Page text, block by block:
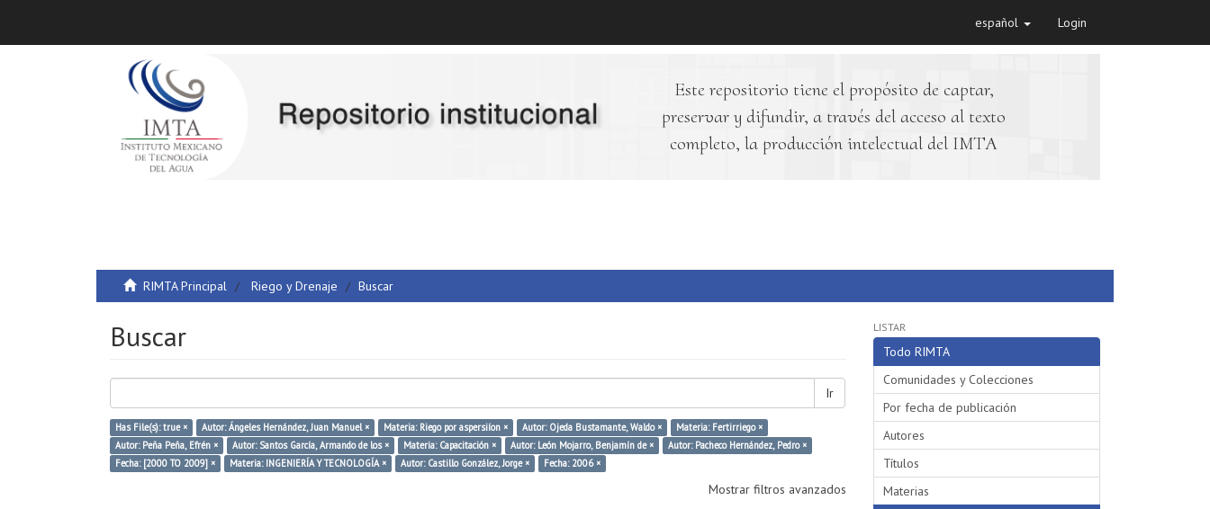
español Login
Este repositorio tiene el propósito de captar,
preservar y difundir, a través del acceso al texto
completo, la producción intelectual del IMTA
RIMTA Principal Riego y Drenaje Buscar
Buscar
Ir
Has File(s): true × Autor: Ángeles Hernández, Juan Manuel × Materia: Riego por aspersiíon × Autor: Ojeda Bustamante, Waldo ×
Materia: Fertirriego ×
Autor: Peña Peña, Efrén ×
Autor: Santos García, Armando de los × Materia: Capacitación × Autor: León Mojarro, Benjamín de ×
Autor: Pacheco Hernández, Pedro ×
Fecha: [2000 TO 2009] ×
Materia: INGENIERÍA Y TECNOLOGÍA × Autor: Castillo González, Jorge × Fecha: 2006 ×
Mostrar filtros avanzados
LISTAR
Todo RIMTA
Comunidades y Colecciones
Por fecha de publicación
Autores
Títulos
Materias